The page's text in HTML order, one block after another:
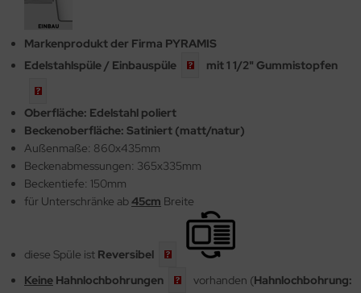
Markenprodukt der Firma PYRAMIS
Edelstahlspüle / Einbauspüle mit 1 1/2" Gummistopfen
Oberfläche: Edelstahl poliert
Beckenoberfläche: Satiniert (matt/natur)
Außenmaße: 860x435mm
Beckenabmessungen: 365x335mm
Beckentiefe: 150mm
für Unterschränke ab45cm Breite
diese Spüle ist Reversibel
Keine Hahnlochbohrungen vorhanden (Hahnlochbohrung: